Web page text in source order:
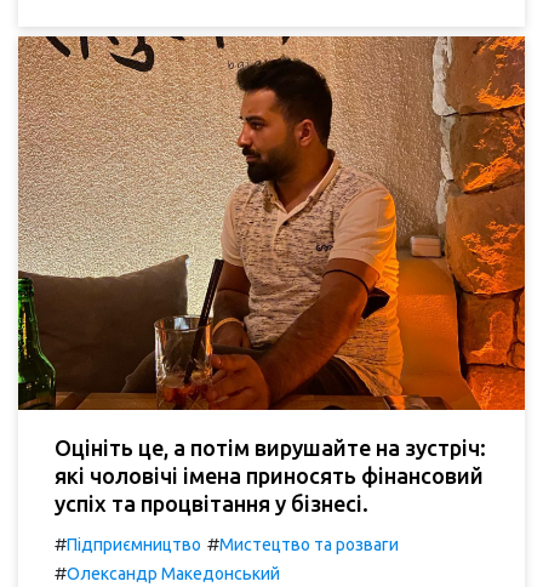
Оцініть це, а потім вирушайте на зустріч:
які чоловічі імена приносять фінансовий
успіх та процвітання у бізнесі.
#Підприємництво #Мистецтво та розваги
#Олександр Македонський